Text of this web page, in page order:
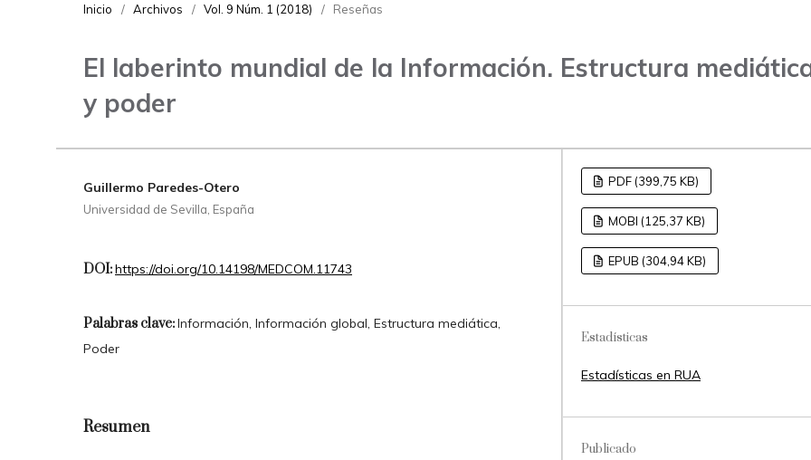
Inicio / Archivos / Vol. 9 Núm. 1 (2018) / Reseñas
El laberinto mundial de la Información. Estructura
y poder
Guillermo Paredes-Otero
Universidad de Sevilla, España
DOI:https://doi.org/10.14198/MEDCOM.11743
Palabras clave:Información, Información global, Estructura mediática,
Poder
Resumen
PDF (399,75 KB)
MOBI (125,37 KB)
EPUB (304,94 KB)
Estadísticas
Estadísticas en RUA
Publicado